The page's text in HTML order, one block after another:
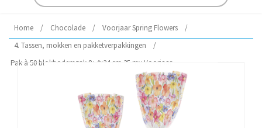
Home / Chocolade / Voorjaar Spring Flowers
/
4. Tassen, mokken en pakketverpakkingen
/
Pak à 50 blokbodemzak 8+4x24 cm 35 my Voorjaar